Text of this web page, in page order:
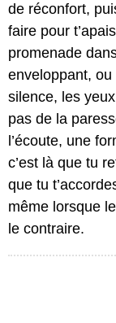
de réconfort,
faire pour
promenade
enveloppant,
silence, les
pas de la
l’écoute, une
c’est là que tu
que tu
même lorsque
le contraire.